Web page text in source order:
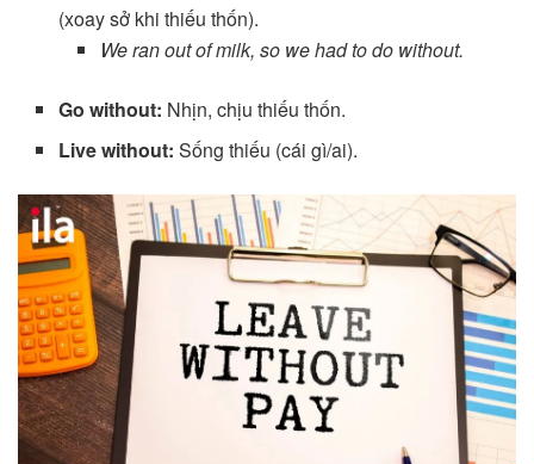
(xoay sở khi thiếu thốn).
We ran out of milk, so we had to do without.
Go without: Nhịn, chịu thiếu thốn.
Live without: Sống thiếu (cái gì/ai).